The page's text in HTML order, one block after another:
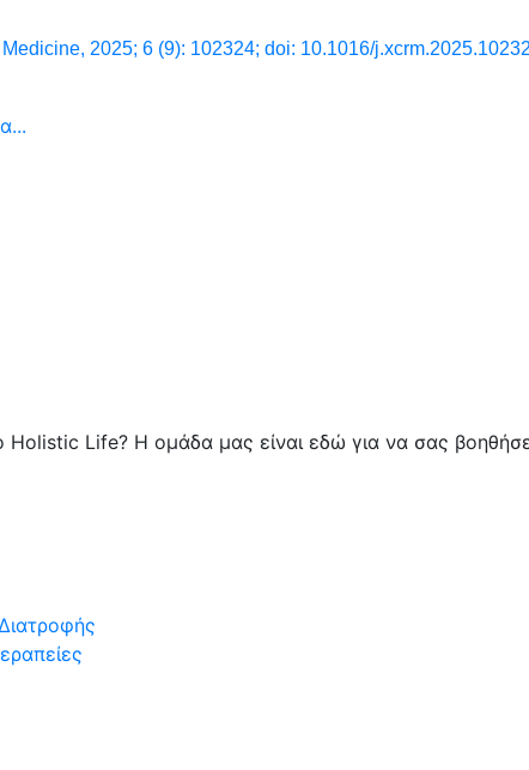
2025; 6 (9): 102324; doi: 10.1016/
Holistic Life? Η ομάδα μας είναι εδώ για να σας